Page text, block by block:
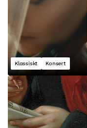
Klassiskt Konsert